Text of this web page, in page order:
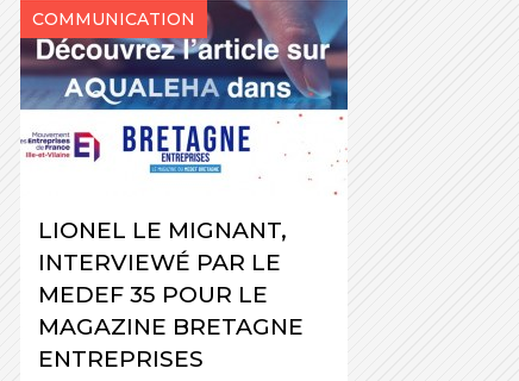
COMMUNICATION
LIONEL LE MIGNANT,
INTERVIEWÉ PAR LE
MEDEF 35 POUR LE
MAGAZINE BRETAGNE
ENTREPRISES